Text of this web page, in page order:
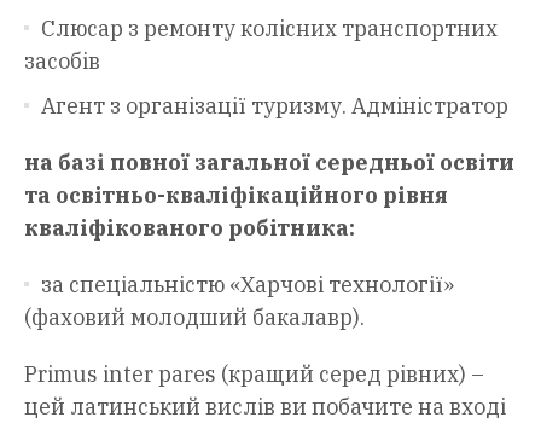
Слюсар з ремонту колісних транспортних
засобів
Агент з організації туризму. Адміністратор
на базі повної загальної середньої освіти
та освітньо-кваліфікаційного рівня
кваліфікованого робітника:
за спеціальністю «Харчові технології»
(фаховий молодший бакалавр).
Primus inter pares (кращий серед рівних) –
цей латинський вислів ви побачите на вході